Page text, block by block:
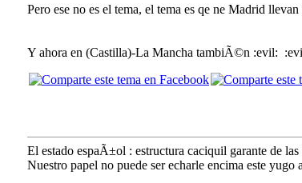
Pero ese no es el tema, el tema es qe ne Madrid
Y ahora en (Castilla)-La Mancha tambiÃ©n :evil:
El estado espaÃ±ol : estructura caciquil garante de
Nuestro papel no puede ser echarle encima este